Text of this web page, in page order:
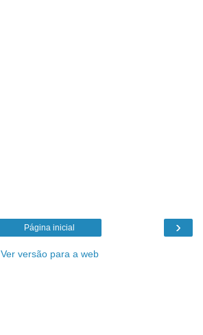
›
Página inicial
Ver versão para a web